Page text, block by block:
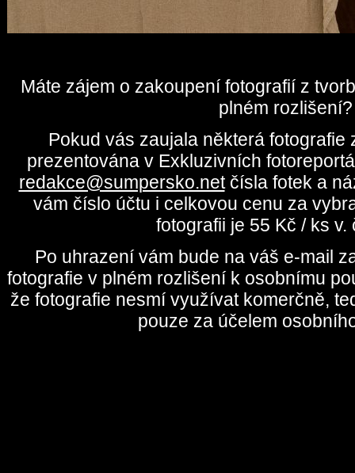
Máte zájem o zakoupení fotografií z
plném rozlišení?
Pokud vás zaujala některá fotografie
prezentována v Exkluzivních
redakce@sumpersko.netčísla fotek a
vám číslo účtu i celkovou cenu za
fotografii je 55 Kč / ks v.
Po uhrazení vám bude na váš e-mail
fotografie v plném rozlišení k osobnímu
že fotografie nesmí využívat komerčně,
pouze za účelem